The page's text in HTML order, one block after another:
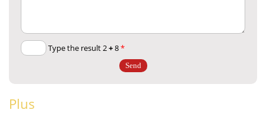
*
+8
Plus